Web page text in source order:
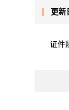
更新
证件